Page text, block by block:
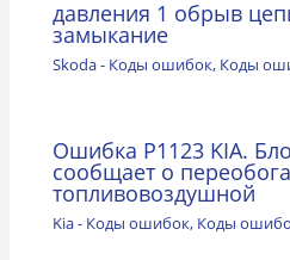
давления 1 обрыв
замыкание
Skoda - Коды ошибок, Коды
Ошибка P1123 KIA.
сообщает о
топливовоздушной
Kia - Коды ошибок, Коды